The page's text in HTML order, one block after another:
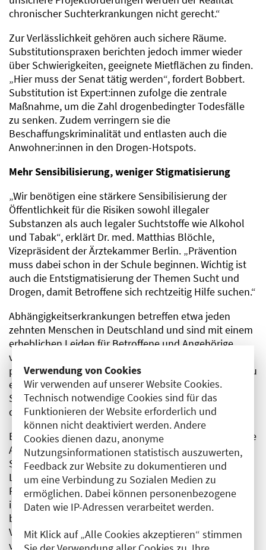
Verwendung von Cookies
Wir verwenden auf unserer Website Cookies.
Technisch notwendige Cookies sind für das
Funktionieren der Website erforderlich und
können nicht deaktiviert werden. Andere
Cookies dienen dazu, anonyme
Nutzungsinformationen statistisch auszuwerten,
Feedback zur Website zu dokumentieren und
um eine Verbindung zu Sozialen Medien zu
ermöglichen. Dabei können personenbezogene
Daten wie IP-Adressen verarbeitet werden.
Mit Klick auf „Alle Cookies akzeptieren“ stimmen
chronischer Suchterkrankungen nicht gerecht.“
Zur Verlässlichkeit gehören auch sichere Räume.
Substitutionspraxen berichten jedoch immer wieder
über Schwierigkeiten, geeignete Mietflächen zu finden.
„Hier muss der Senat tätig werden“, fordert Bobbert.
Substitution ist Expert:innen zufolge die zentrale
Maßnahme, um die Zahl drogenbedingter Todesfälle
zu senken. Zudem verringern sie die
Beschaffungskriminalität und entlasten auch die
Anwohner:innen in den Drogen-Hotspots.
Mehr Sensibilisierung, weniger Stigmatisierung
„Wir benötigen eine stärkere Sensibilisierung der
Öffentlichkeit für die Risiken sowohl illegaler
Substanzen als auch legaler Suchtstoffe wie Alkohol
und Tabak“, erklärt Dr. med. Matthias Blöchle,
Vizepräsident der Ärztekammer Berlin. „Prävention
muss dabei schon in der Schule beginnen. Wichtig ist
auch die Entstigmatisierung der Themen Sucht und
Drogen, damit Betroffene sich rechtzeitig Hilfe suchen.“
Abhängigkeitserkrankungen betreffen etwa jeden
zehnten Menschen in Deutschland und sind mit einem
erheblichen Leiden für Betroffene und Angehörige
verbunden. Sie gehen häufig mit somatischen und
psychischen Begleiterkrankungen einher und führen zu
einer erhöhten Mortalität. Darüber hinaus haben
Suchterkrankungen weitreichende soziale Folgen – für
die Betroffenen selbst sowie für ihre Familien.
Beim diesjährigen Deutschen Ärztetag wurden mehrere
Anträge zur Stärkung der Suchtmedizin verabschiedet.
So haben die Abgeordneten die Bundes- und
Landesgesetzgeber aufgefordert, die
Rahmenbedingungen für die stationäre Suchtmedizin
im Kindes- und Jugendalter so zu gestalten, dass eine
bedarfsgerechte und wirtschaftlich tragfähige
Versorgung dauerhaft gesichert ist. Unter Mitwirkung
von Berliner Abgeordneten wurde zudem die